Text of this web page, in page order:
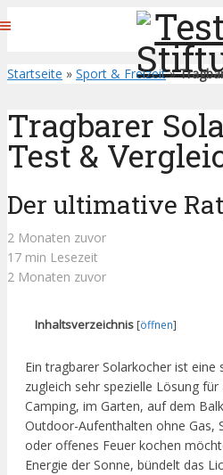
Startseite » Sport & Freizeit»
Tragbarer
Test &
Der ultimative
2 Monaten zuvor
17 min Lesezeit
2 Monaten zuvor
Inhaltsverzeichnis [öffnen]
Ein tragbarer Solarkocher ist eine
zugleich sehr spezielle Lösung
Camping, im Garten, auf dem
Outdoor-Aufenthalten ohne Gas,
oder offenes Feuer kochen
Energie der Sonne, bündelt das